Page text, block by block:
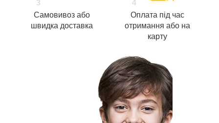
3
Самовивоз або
швидка доставка
4
Оплата під час
отримання або на
карту